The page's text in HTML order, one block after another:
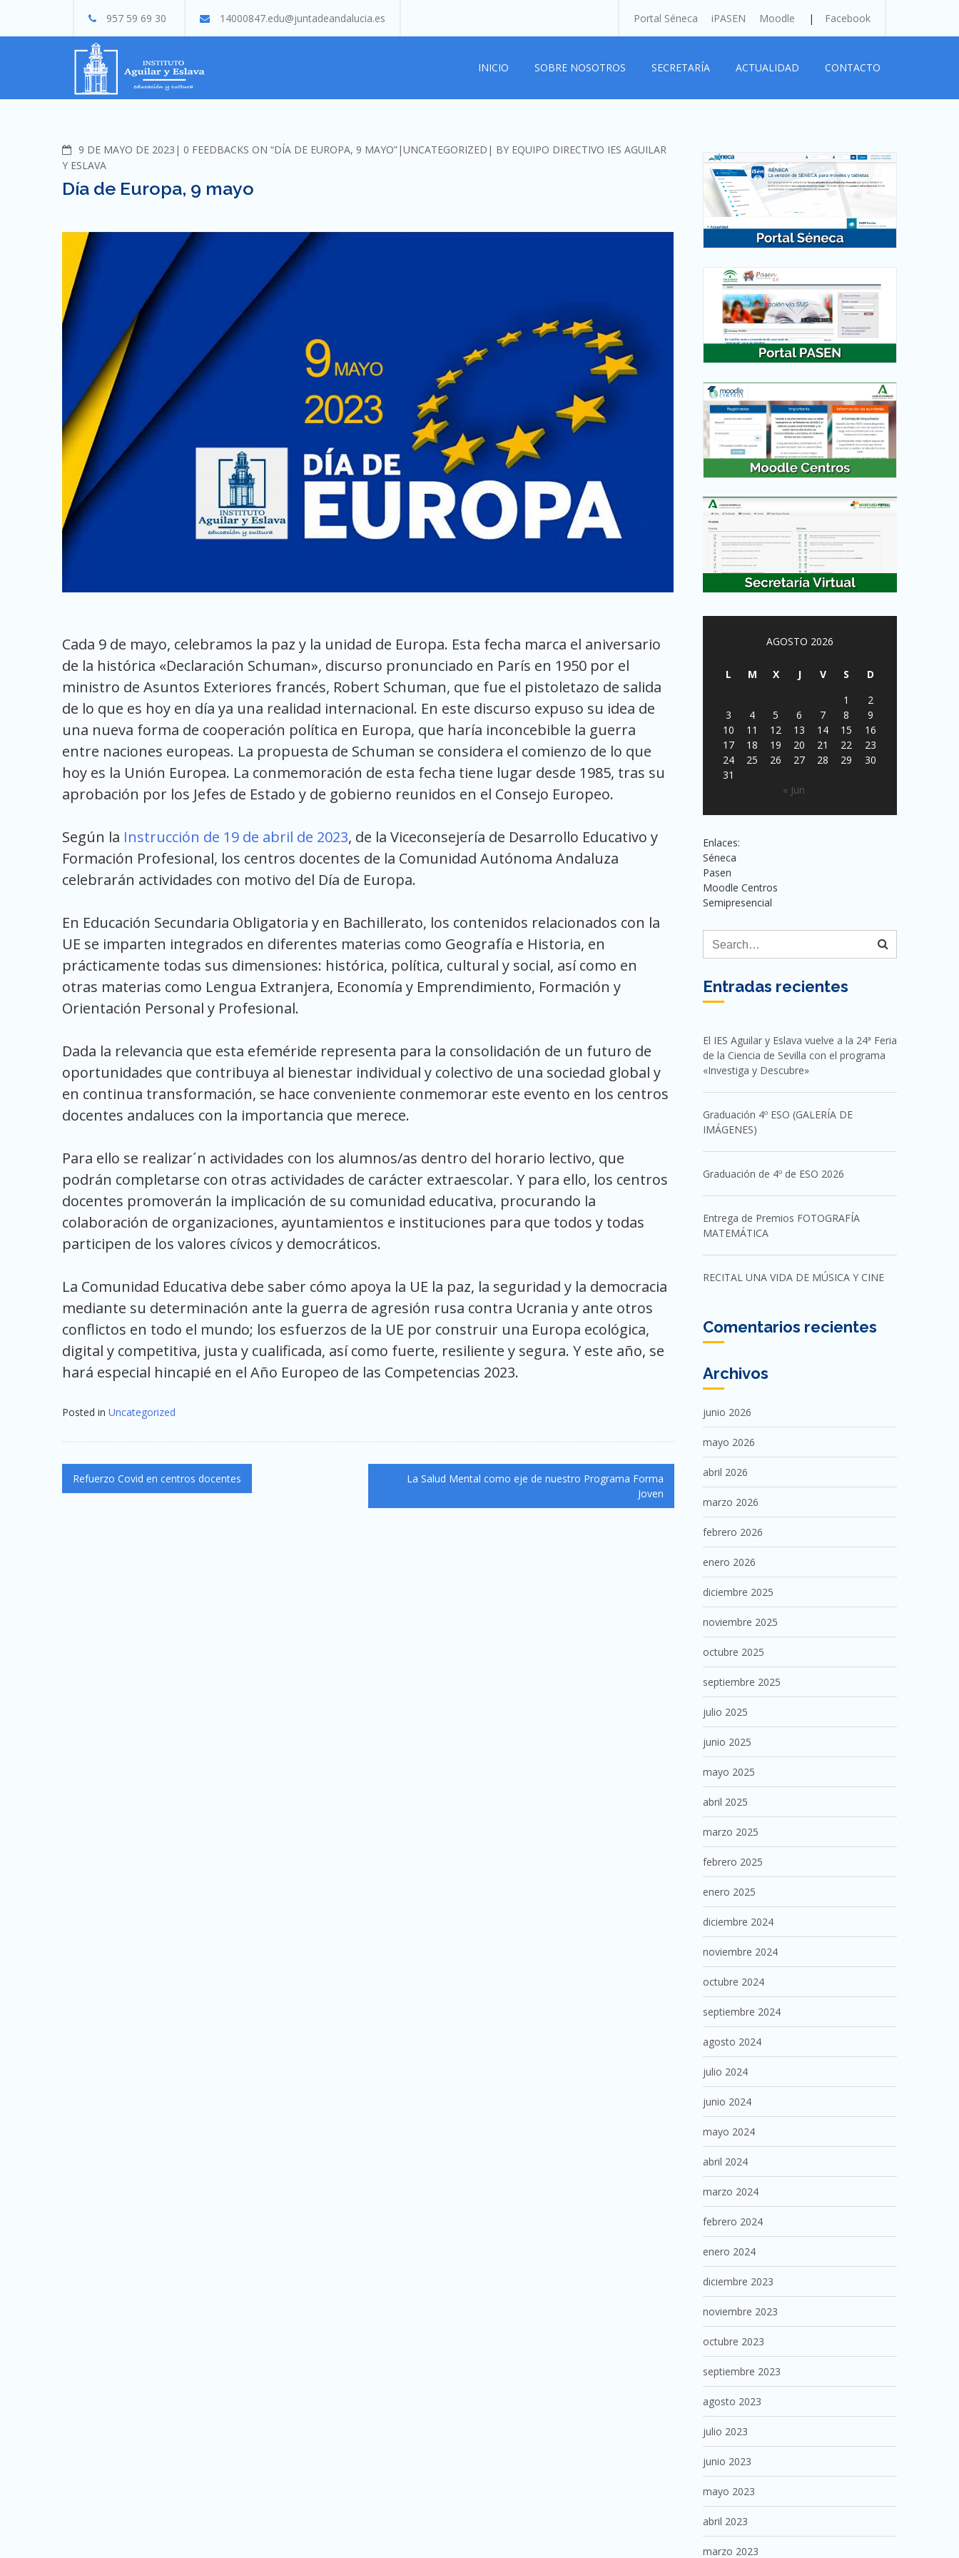
content
957 59 69 30 14000847.edu@juntadeandalucia.es Portal Séneca iPASEN Moodle Facebook
INICIO SOBRE NOSOTROS SECRETARÍA ACTUALIDAD CONTACTO
9 DE MAYO DE 2023 COMMENTS
0 FEEDBACKS ON “DÍA DE EUROPA, 9 MAYO” UNCATEGORIZED BY EQUIPO DIRECTIVO IES AGUILAR
Y ESLAVA
Día de Europa, 9 mayo
Cada 9 de mayo, celebramos la paz y la unidad de Europa. Esta fecha marca el aniversario
de la histórica «Declaración Schuman», discurso pronunciado en París en 1950 por el
ministro de Asuntos Exteriores francés, Robert Schuman, que fue el pistoletazo de salida
de lo que es hoy en día ya una realidad internacional. En este discurso expuso su idea de
una nueva forma de cooperación política en Europa, que haría inconcebible la guerra
entre naciones europeas. La propuesta de Schuman se considera el comienzo de lo que
hoy es la Unión Europea. La conmemoración de esta fecha tiene lugar desde 1985, tras su
aprobación por los Jefes de Estado y de gobierno reunidos en el Consejo Europeo.
Según la Instrucción de 19 de abril de 2023, de la Viceconsejería de Desarrollo Educativo y
Formación Profesional, los centros docentes de la Comunidad Autónoma Andaluza
celebrarán actividades con motivo del Día de Europa.
En Educación Secundaria Obligatoria y en Bachillerato, los contenidos relacionados con la
UE se imparten integrados en diferentes materias como Geografía e Historia, en
prácticamente todas sus dimensiones: histórica, política, cultural y social, así como en
otras materias como Lengua Extranjera, Economía y Emprendimiento, Formación y
Orientación Personal y Profesional.
Dada la relevancia que esta efeméride representa para la consolidación de un futuro de
oportunidades que contribuya al bienestar individual y colectivo de una sociedad global y
en continua transformación, se hace conveniente conmemorar este evento en los centros
docentes andaluces con la importancia que merece.
Para ello se realizar´n actividades con los alumnos/as dentro del horario lectivo, que
podrán completarse con otras actividades de carácter extraescolar. Y para ello, los centros
docentes promoverán la implicación de su comunidad educativa, procurando la
colaboración de organizaciones, ayuntamientos e instituciones para que todos y todas
participen de los valores cívicos y democráticos.
La Comunidad Educativa debe saber cómo apoya la UE la paz, la seguridad y la democracia
mediante su determinación ante la guerra de agresión rusa contra Ucrania y ante otros
conflictos en todo el mundo; los esfuerzos de la UE por construir una Europa ecológica,
digital y competitiva, justa y cualificada, así como fuerte, resiliente y segura. Y este año, se
hará especial hincapié en el Año Europeo de las Competencias 2023.
Posted in Uncategorized
Navegación
de
Refuerzo Covid en centros docentes
La Salud Mental como eje de nuestro Programa Forma
Joven
AGOSTO 2026
L M X J V S
D
1
2
3
4 5 6 7 8
9
10
11 12 13 14 15
16
17
18 19 20 21 22
23
24
25 26 27 28 29
30
31
« Jun
Enlaces:
Séneca
Pasen
Moodle Centros
Semipresencial
Entradas recientes
El IES Aguilar y Eslava vuelve a la 24ª Feria
de la Ciencia de Sevilla con el programa
«Investiga y Descubre»
Graduación 4º ESO (GALERÍA DE
IMÁGENES)
Graduación de 4º de ESO 2026
Entrega de Premios FOTOGRAFÍA
MATEMÁTICA
RECITAL UNA VIDA DE MÚSICA Y CINE
Comentarios recientes
Archivos
junio 2026
mayo 2026
abril 2026
marzo 2026
febrero 2026
enero 2026
diciembre 2025
noviembre 2025
octubre 2025
septiembre 2025
julio 2025
junio 2025
mayo 2025
abril 2025
marzo 2025
febrero 2025
enero 2025
diciembre 2024
noviembre 2024
octubre 2024
septiembre 2024
agosto 2024
julio 2024
junio 2024
mayo 2024
abril 2024
marzo 2024
febrero 2024
enero 2024
diciembre 2023
noviembre 2023
octubre 2023
septiembre 2023
agosto 2023
julio 2023
junio 2023
mayo 2023
abril 2023
marzo 2023